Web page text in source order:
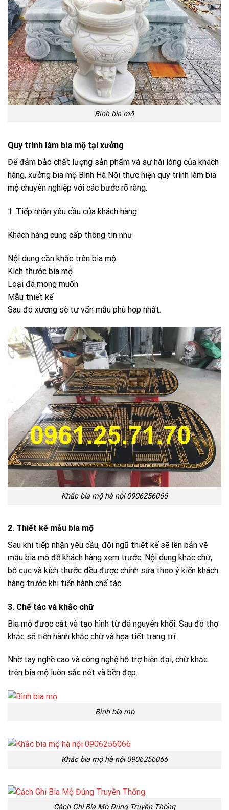
Bình bia mộ
Quy trình làm bia mộ tại xưởng
Để đảm bảo chất lượng sản phẩm và sự hài lòng của khách
hàng, xưởng bia mộ Bình Hà Nội thực hiện quy trình làm bia
mộ chuyên nghiệp với các bước rõ ràng.
1. Tiếp nhận yêu cầu của khách hàng
Khách hàng cung cấp thông tin như:
Nội dung cần khắc trên bia mộ
Kích thước bia mộ
Loại đá mong muốn
Mẫu thiết kế
Sau đó xưởng sẽ tư vấn mẫu phù hợp nhất.
Khắc bia mộ hà nội 0906256066
2. Thiết kế mẫu bia mộ
Sau khi tiếp nhận yêu cầu, đội ngũ thiết kế sẽ lên bản vẽ
mẫu bia mộ để khách hàng xem trước. Nội dung khắc chữ,
bố cục và kích thước đều được chỉnh sửa theo ý kiến khách
hàng trước khi tiến hành chế tác.
3. Chế tác và khắc chữ
Bia mộ được cắt và tạo hình từ đá nguyên khối. Sau đó thợ
khắc sẽ tiến hành khắc chữ và họa tiết trang trí.
Nhờ tay nghề cao và công nghệ hỗ trợ hiện đại, chữ khắc
trên bia mộ luôn sắc nét và bền đẹp.
Bình bia mộ
Khắc bia mộ hà nội 0906256066
Cách Ghi Bia Mộ Đúng Truyền Thống